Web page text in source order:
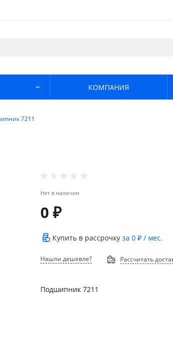
КОМПАНИЯ
7211
Нет в наличии
0 ₽
Купить в рассрочкуза0 ₽ / мес.
Нашли дешевле? Рассчитать
Подшипник 7211